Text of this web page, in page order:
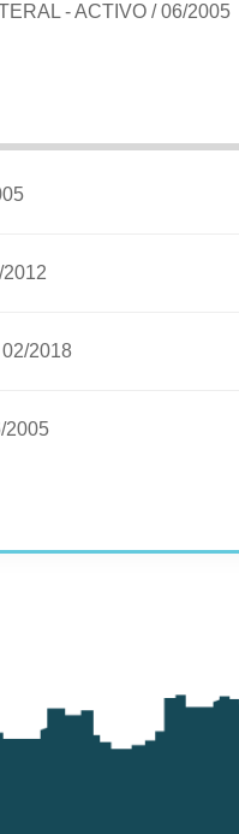
- ACTIVO /06/2005
2018
2005